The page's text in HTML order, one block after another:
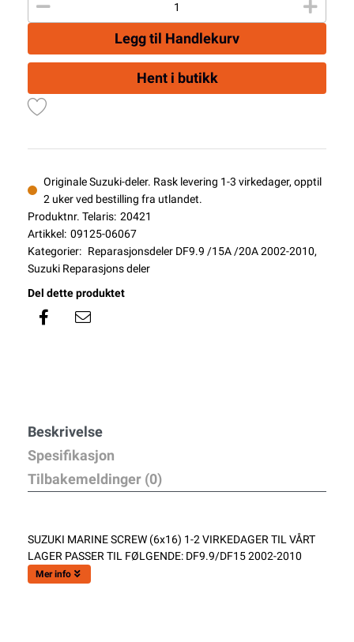
Legg til Handlekurv
Hent i butikk
Originale Suzuki-deler. Rask levering 1-3 virkedager, opptil
2 uker ved bestilling fra utlandet.
Produktnr. Telaris: 20421
Artikkel: 09125-06067
Kategorier: Reparasjonsdeler DF9.9 /15A /20A 2002-2010,
Suzuki Reparasjons deler
Del dette produktet
Beskrivelse
Spesifikasjon
Tilbakemeldinger (0)
SUZUKI MARINE SCREW (6x16) 1-2 VIRKEDAGER TIL VÅRT
LAGER PASSER TIL FØLGENDE: DF9.9/DF15 2002-2010
Mer info